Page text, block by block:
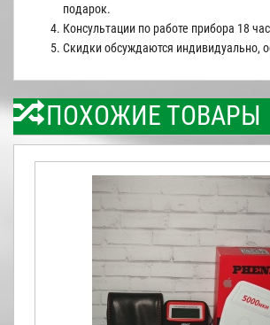
подарок.
Консультации по работе прибора 18
Скидки обсуждаются индивидуально,
ПОХОЖИЕ ТОВАРЫ